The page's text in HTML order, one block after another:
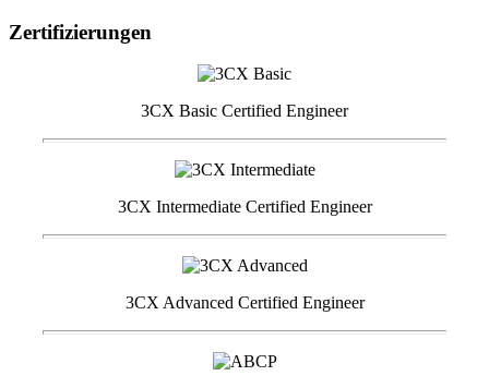
Zertifizierungen
3CX Basic Certified Engineer
3CX Intermediate Certified Engineer
3CX Advanced Certified Engineer